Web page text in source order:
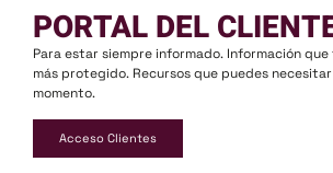
PORTAL DEL
Para estar siempre informado. Información
más protegido. Recursos que puedes
momento.
Acceso Clientes